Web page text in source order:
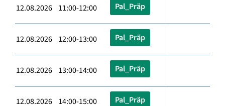
12.08.2026 11:00-12:00 Pal_Präp
12.08.2026 12:00-13:00 Pal_Präp
12.08.2026 13:00-14:00 Pal_Präp
12.08.2026 14:00-15:00 Pal_Präp